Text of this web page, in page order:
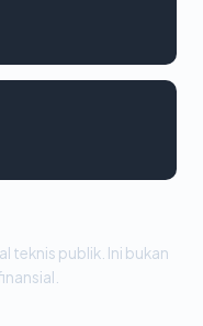
teknis publik. Ini bukan